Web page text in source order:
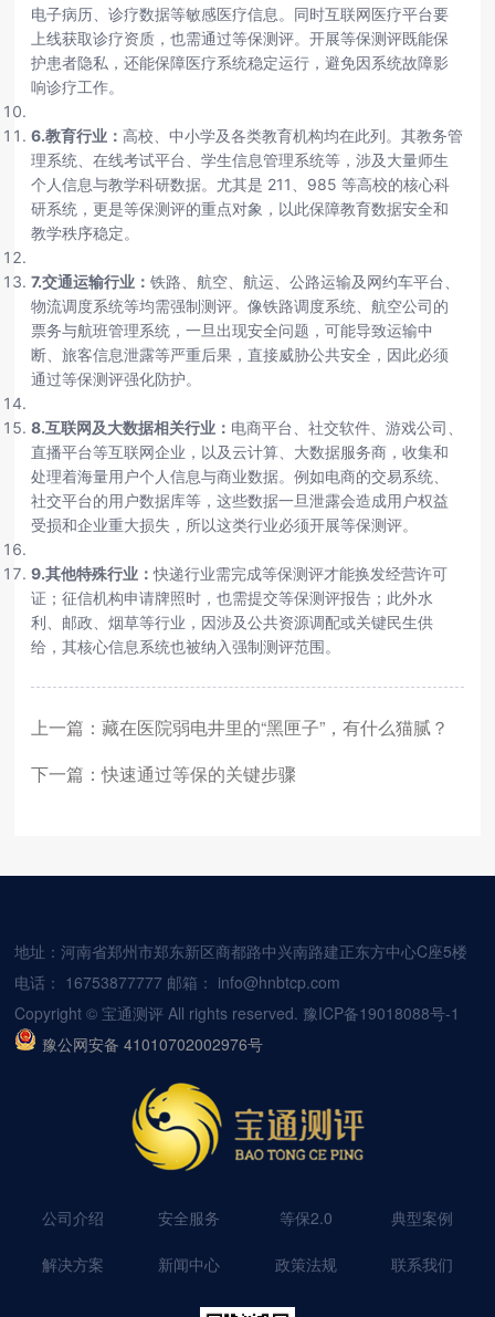
电子病历、诊疗数据等敏感医疗信息。同时互联网医疗平台要
上线获取诊疗资质，也需通过等保测评。开展等保测评既能保
护患者隐私，还能保障医疗系统稳定运行，避免因系统故障影
响诊疗工作。
6.教育行业：高校、中小学及各类教育机构均在此列。其教务管
理系统、在线考试平台、学生信息管理系统等，涉及大量师生
个人信息与教学科研数据。尤其是 211、985 等高校的核心科
研系统，更是等保测评的重点对象，以此保障教育数据安全和
教学秩序稳定。
7.交通运输行业：铁路、航空、航运、公路运输及网约车平台、
物流调度系统等均需强制测评。像铁路调度系统、航空公司的
票务与航班管理系统，一旦出现安全问题，可能导致运输中
断、旅客信息泄露等严重后果，直接威胁公共安全，因此必须
通过等保测评强化防护。
8.互联网及大数据相关行业： 电商平台、社交软件、游戏公司、
直播平台等互联网企业，以及云计算、大数据服务商，收集和
处理着海量用户个人信息与商业数据。例如电商的交易系统、
社交平台的用户数据库等，这些数据一旦泄露会造成用户权益
受损和企业重大损失，所以这类行业必须开展等保测评。
9.其他特殊行业：快递行业需完成等保测评才能换发经营许可
证；征信机构申请牌照时，也需提交等保测评报告；此外水
利、邮政、烟草等行业，因涉及公共资源调配或关键民生供
给，其核心信息系统也被纳入强制测评范围。
上一篇：藏在医院弱电井里的“黑匣子”，有什么猫腻？
下一篇：快速通过等保的关键步骤
地址：河南省郑州市郑东新区商都路中兴南路建正东方中心C座5楼
电话： 16753877777 邮箱： info@hnbtcp.com
Copyright © 宝通测评 All rights reserved. 豫ICP备19018088号-1
豫公网安备 41010702002976号
公司介绍 安全服务 等保2.0 典型案例
解决方案 新闻中心 政策法规 联系我们